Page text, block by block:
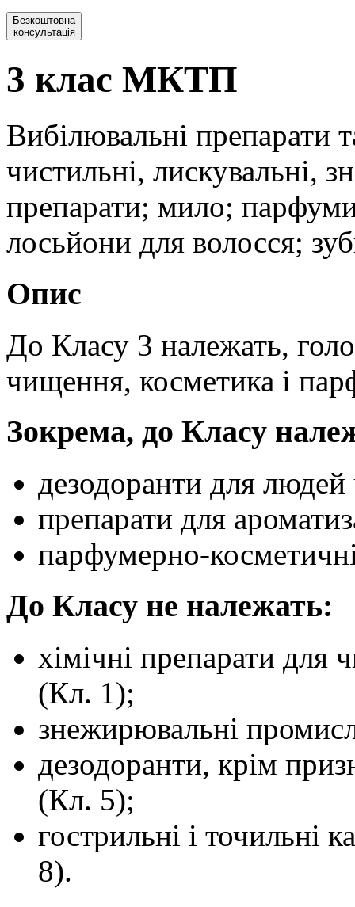
Безкоштовна
консультація
3 клас МКТП
Вибілювальні препарати
чистильні, лискувальні,
препарати; мило;
лосьйони для волосся;
Опис
До Класу 3 належать,
чищення, косметика і
Зокрема, до Класу
дезодоранти для
препарати для
парфумерно-косметичні
До Класу не належать:
хімічні препарати
(Кл. 1);
знежирювальні
дезодоранти, крім
(Кл. 5);
гострильні і точильні
8).